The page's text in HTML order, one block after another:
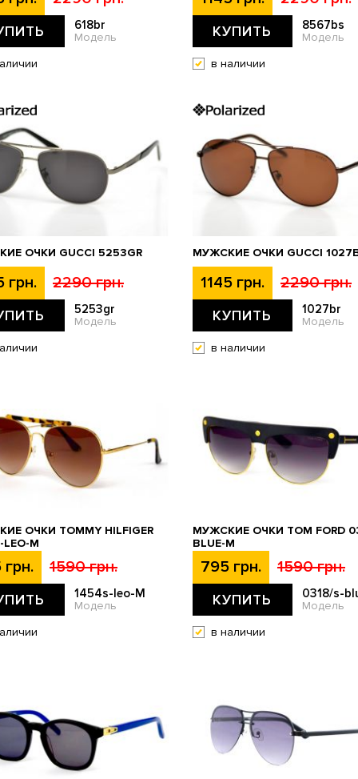
618br
Модель
КУПИТЬ 8567bs
Модель
в наличии
ОЧКИ GUCCI 5253GR
грн. 2290 грн.
5253gr
Модель
МУЖСКИЕ ОЧКИ GUCCI
1145 грн. 2290 грн.
КУПИТЬ 1027br
Модель
в наличии
ОЧКИ TOMMY HILFIGER
M
1590 грн.
1454s-leo-M
Модель
МУЖСКИЕ ОЧКИ TOM FORD
BLUE-M
795 грн. 1590 грн.
КУПИТЬ 0318/s-
Модель
в наличии